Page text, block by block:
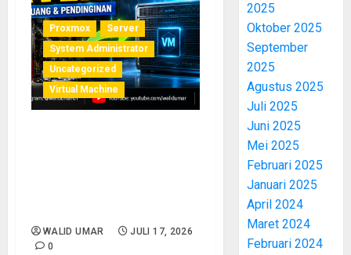
Proxmox
Server
System Administrator
Uncategorized
Virtual Machine
WALID UMAR
JULI 17, 2026
0
2025
Oktober 2025
September
2025
Agustus 2025
Juli 2025
Juni 2025
Mei 2025
Februari 2025
Januari 2025
April 2024
Maret 2024
Februari 2024